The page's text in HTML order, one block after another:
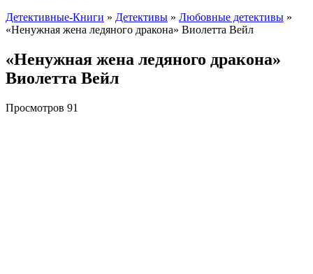
Детективные-Книги » Детективы » Любовные детективы »
«Ненужная жена ледяного дракона» Виолетта Вейл
«Ненужная жена ледяного дракона»
Виолетта Вейл
Просмотров 91